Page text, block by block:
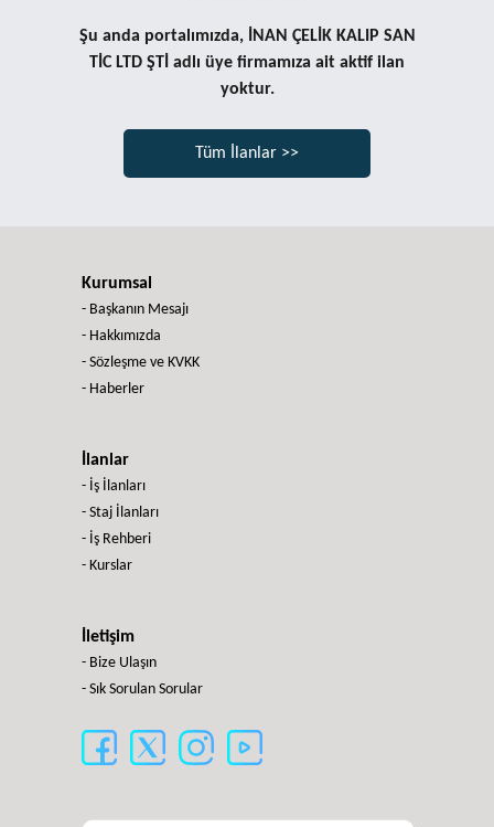
Şu anda portalımızda, İNAN ÇELİK KALIP SAN
TİC LTD ŞTİ adlı üye firmamıza ait aktif ilan
yoktur.
Tüm İlanlar >>
Kurumsal
- Başkanın Mesajı
- Hakkımızda
- Sözleşme ve KVKK
- Haberler
İlanlar
- İş İlanları
- Staj İlanları
- İş Rehberi
- Kurslar
İletişim
- Bize Ulaşın
- Sık Sorulan Sorular